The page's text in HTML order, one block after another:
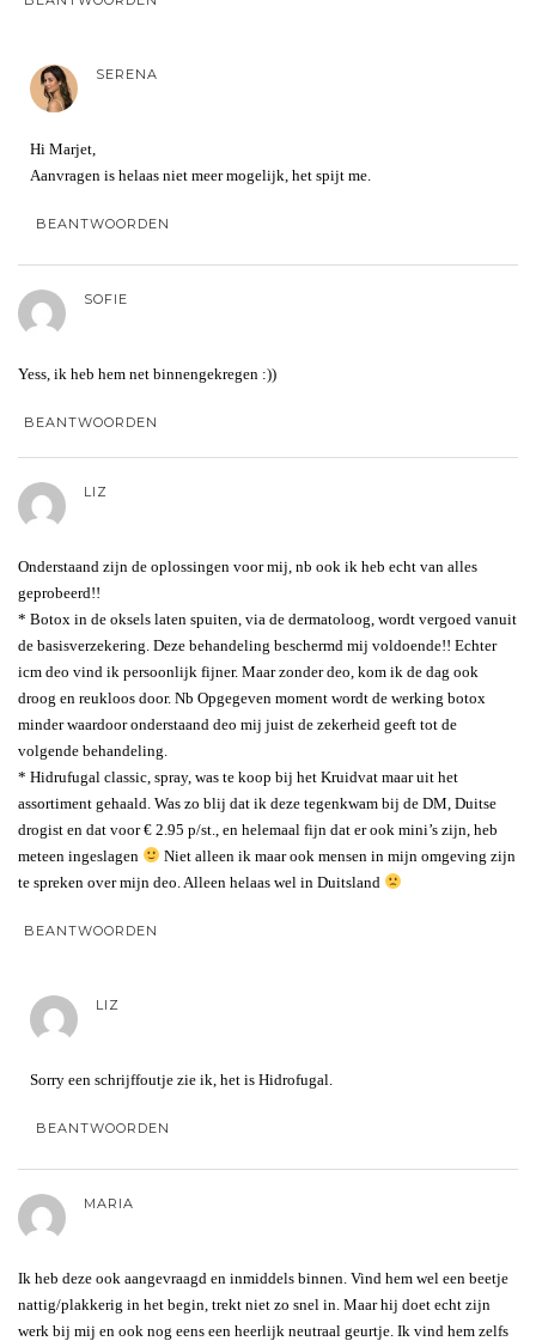
SERENA
Hi Marjet,
Aanvragen is helaas niet meer mogelijk, het spijt me.
BEANTWOORDEN
SOFIE
Yess, ik heb hem net binnengekregen :))
BEANTWOORDEN
LIZ
Onderstaand zijn de oplossingen voor mij, nb ook ik heb echt van alles
geprobeerd!!
* Botox in de oksels laten spuiten, via de dermatoloog, wordt vergoed vanuit
de basisverzekering. Deze behandeling beschermd mij voldoende!! Echter
icm deo vind ik persoonlijk fijner. Maar zonder deo, kom ik de dag ook
droog en reukloos door. Nb Opgegeven moment wordt de werking botox
minder waardoor onderstaand deo mij juist de zekerheid geeft tot de
volgende behandeling.
* Hidrufugal classic, spray, was te koop bij het Kruidvat maar uit het
assortiment gehaald. Was zo blij dat ik deze tegenkwam bij de DM, Duitse
drogist en dat voor € 2.95 p/st., en helemaal fijn dat er ook mini’s zijn, heb
meteen ingeslagen
Niet alleen ik maar ook mensen in mijn omgeving zijn
te spreken over mijn deo. Alleen helaas wel in Duitsland
BEANTWOORDEN
LIZ
Sorry een schrijffoutje zie ik, het is Hidrofugal.
BEANTWOORDEN
MARIA
Ik heb deze ook aangevraagd en inmiddels binnen. Vind hem wel een beetje
nattig/plakkerig in het begin, trekt niet zo snel in. Maar hij doet echt zijn
werk bij mij en ook nog eens een heerlijk neutraal geurtje. Ik vind hem zelfs